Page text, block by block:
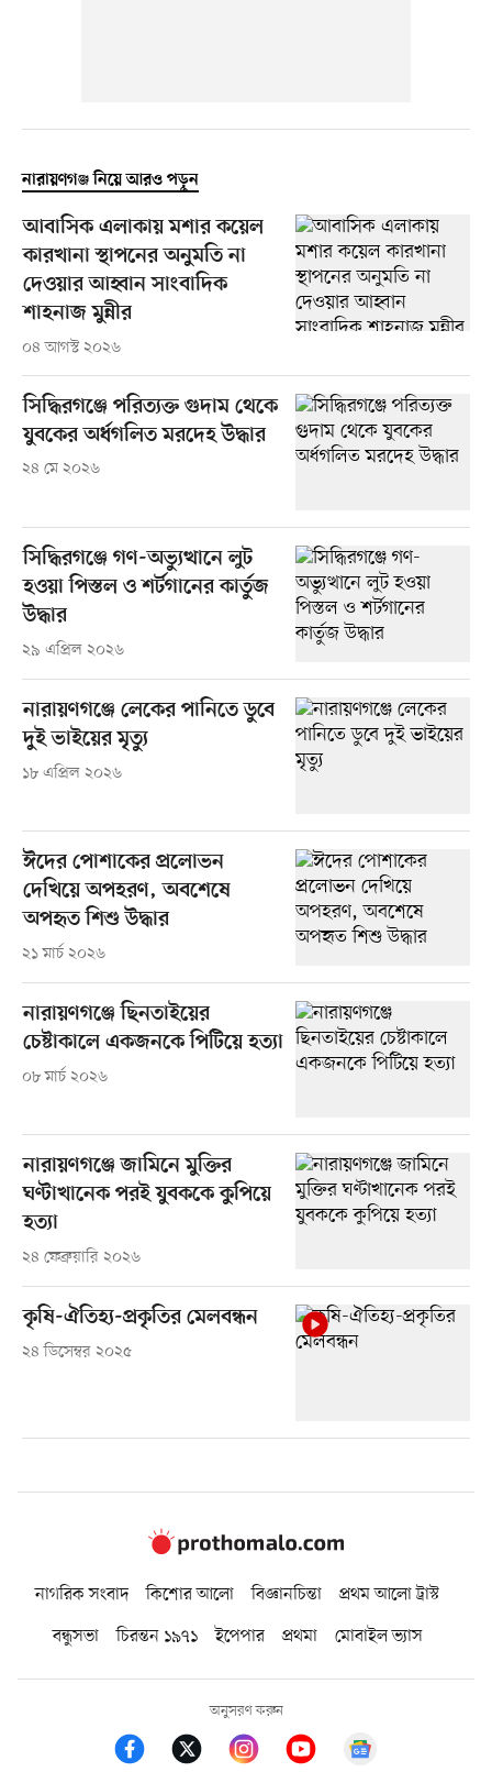
নারায়ণগঞ্জ নিয়ে আরও পড়ুন
আবাসিক এলাকায় মশার কয়েল
কারখানা স্থাপনের অনুমতি না
দেওয়ার আহ্বান সাংবাদিক
শাহনাজ মুন্নীর
০৪ আগস্ট ২০২৬
সিদ্ধিরগঞ্জে পরিত্যক্ত গুদাম থেকে
যুবকের অর্ধগলিত মরদেহ উদ্ধার
২৪ মে ২০২৬
সিদ্ধিরগঞ্জে গণ-অভ্যুত্থানে লুট
হওয়া পিস্তল ও শর্টগানের কার্তুজ
উদ্ধার
২৯ এপ্রিল ২০২৬
নারায়ণগঞ্জে লেকের পানিতে ডুবে
দুই ভাইয়ের মৃত্যু
১৮ এপ্রিল ২০২৬
ঈদের পোশাকের প্রলোভন
দেখিয়ে অপহরণ, অবশেষে
অপহৃত শিশু উদ্ধার
২১ মার্চ ২০২৬
নারায়ণগঞ্জে ছিনতাইয়ের
চেষ্টাকালে একজনকে পিটিয়ে হত্যা
০৮ মার্চ ২০২৬
নারায়ণগঞ্জে জামিনে মুক্তির
ঘণ্টাখানেক পরই যুবককে কুপিয়ে
হত্যা
২৪ ফেব্রুয়ারি ২০২৬
কৃষি-ঐতিহ্য-প্রকৃতির মেলবন্ধন
২৪ ডিসেম্বর ২০২৫
নাগরিক সংবাদ কিশোর আলো বিজ্ঞানচিন্তা
প্রথম আলো ট্রাস্ট
বন্ধুসভা
চিরন্তন ১৯৭১ ইপেপার প্রথমা মোবাইল ভ্যাস
অনুসরণ করুন